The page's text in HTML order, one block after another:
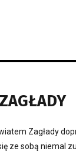
Zagłady
ze sobą niemal